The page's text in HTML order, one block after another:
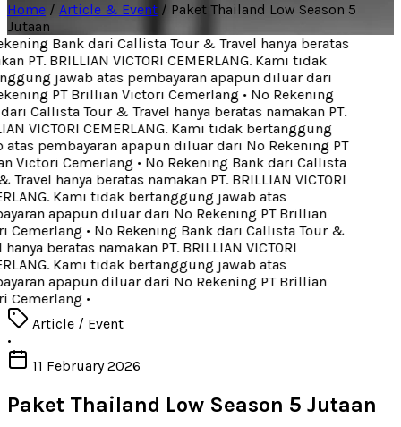
Home / Article & Event / Paket Thailand Low Season 5
Jutaan
Bank dari Callista Tour & Travel hanya beratas
PT. BRILLIAN VICTORI CEMERLANG. Kami tidak
jawab atas pembayaran apapun diluar dari
PT Brillian Victori Cemerlang• No Rekening
Callista Tour & Travel hanya beratas namakan PT.
VICTORI CEMERLANG. Kami tidak bertanggung
pembayaran apapun diluar dari No Rekening PT
Victori Cemerlang• No Rekening Bank dari Callista
hanya beratas namakan PT. BRILLIAN VICTORI
Kami tidak bertanggung jawab atas
apapun diluar dari No Rekening PT Brillian
Cemerlang• No Rekening Bank dari Callista Tour &
beratas namakan PT. BRILLIAN VICTORI
Kami tidak bertanggung jawab atas
apapun diluar dari No Rekening PT Brillian
Cemerlang•
Article / Event
•
11 February 2026
Paket Thailand Low Season 5 Jutaan